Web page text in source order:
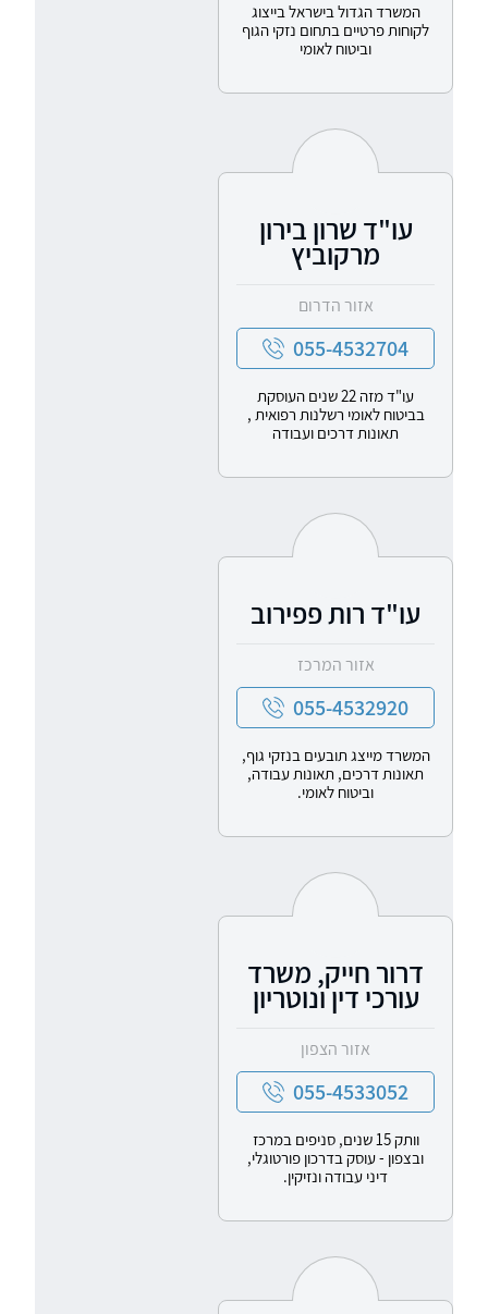
המשרד הגדול בישראל בייצוג
לקוחות פרטיים בתחום נזקי הגוף
וביטוח לאומי
עו"ד שרון בירון
מרקוביץ
אזור הדרום
055-4532704
עו"ד מזה 22 שנים העוסקת
בביטוח לאומי רשלנות רפואית ,
תאונות דרכים ועבודה
עו"ד רות פפירוב
אזור המרכז
055-4532920
המשרד מייצג תובעים בנזקי גוף,
תאונות דרכים, תאונות עבודה,
וביטוח לאומי.
דרור חייק, משרד
עורכי דין ונוטריון
אזור הצפון
055-4533052
וותק 15 שנים, סניפים במרכז
ובצפון - עוסק בדרכון פורטוגלי,
דיני עבודה ונזיקין.